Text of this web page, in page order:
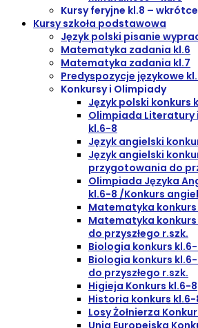
Kursy feryjne kl.8 – wkrótce
Kursy szkoła podstawowa
Język polski pisanie
Matematyka zadania kl.6
Matematyka zadania kl.7
Predyspozycje językowe
Konkursy i Olimpiady
Język polski konkurs
Olimpiada Literatury
kl.6-8
Język angielski
Język angielski
przygotowania do
Olimpiada Języka
kl.6-8 /Konkurs
Matematyka
Matematyka
do przyszłego r.szk.
Biologia konkurs
Biologia konkurs
do przyszłego r.szk.
Higieja Konkurs kl.6-8
Historia konkurs kl.6-
Losy Żołnierza
Unia Europejska